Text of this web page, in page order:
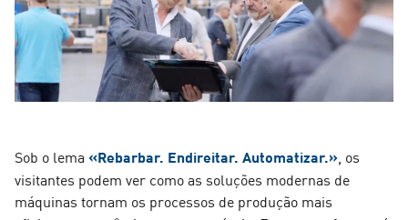
Sob o lema «Rebarbar. Endireitar. Automatizar.» , os
visitantes podem ver como as soluções modernas de
máquinas tornam os processos de produção mais